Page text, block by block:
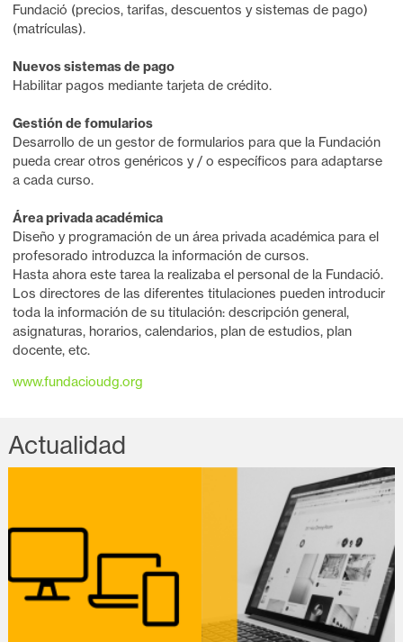
Fundació (precios, tarifas, descuentos y sistemas de pago)
(matrículas).
Nuevos sistemas de pago
Habilitar pagos mediante tarjeta de crédito.
Gestión de fomularios
Desarrollo de un gestor de formularios para que la Fundación
pueda crear otros genéricos y / o específicos para adaptarse
a cada curso.
Área privada académica
Diseño y programación de un área privada académica para el
profesorado introduzca la información de cursos.
Hasta ahora este tarea la realizaba el personal de la Fundació.
Los directores de las diferentes titulaciones pueden introducir
toda la información de su titulación: descripción general,
asignaturas, horarios, calendarios, plan de estudios, plan
docente, etc.
www.fundacioudg.org
Actualidad